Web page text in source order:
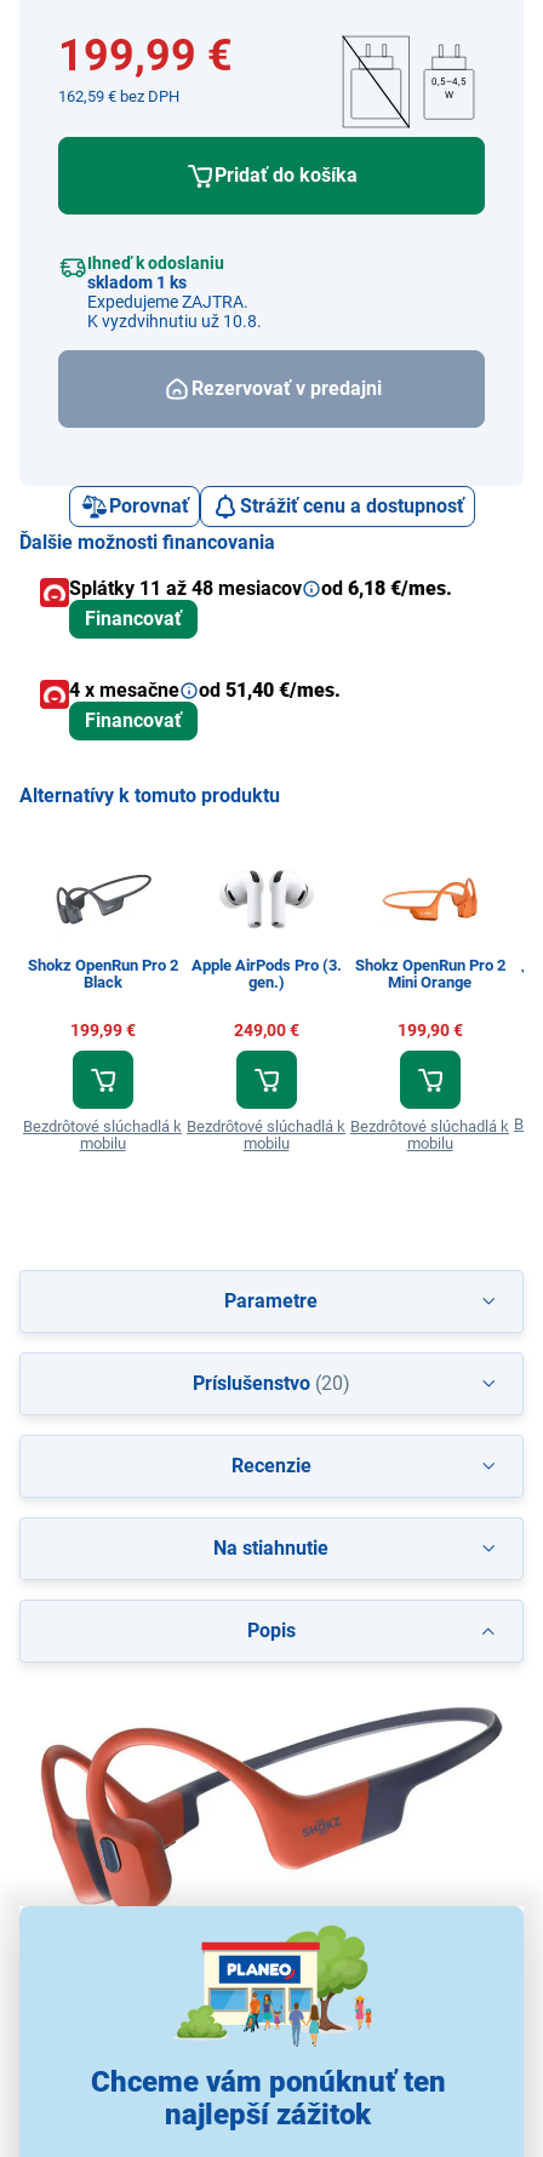
Chceme vám ponúknuť ten
najlepší zážitok
199,99 €
162,59 € bez DPH
0,5–4,5
W
Pridať do košíka
Ihneď k odoslaniu
skladom 1 ks
Expedujeme ZAJTRA.
K vyzdvihnutiu už 10.8.
Rezervovať v predajni
Porovnať
Strážiť cenu a dostupnosť
Ďalšie možnosti financovania
Splátky 11 až 48 mesiacov
od 6,18 €/mes.
Financovať
4 x mesačne od 51,40 €/mes.
Financovať
Alternatívy k tomuto produktu
Shokz OpenRun Pro 2
Black
199,99 €
Bezdrôtové slúchadlá k
mobilu
Apple AirPods Pro (3.
gen.)
249,00 €
Bezdrôtové slúchadlá k
mobilu
Shokz OpenRun Pro 2
Mini Orange
199,90 €
Bezdrôtové slúchadlá k
mobilu
Popis
Športové slúchadlá Shokz OpenSwim Pro
USB-C, červené
otvorená konštrukcia
vhodné na plávanie
režimy Bluetooth a MP3
vnútorná pamäť 32 GB
Parametre
Príslušenstvo(20)
Recenzie
Na stiahnutie